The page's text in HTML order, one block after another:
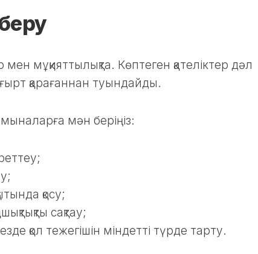
мен мұқияттылықта. Көптеген қателіктер дәл
қарағаннан туындайды.
мән беріңіз:
қосу;
сақтау;
қол тежегішін міндетті түрде тарту.